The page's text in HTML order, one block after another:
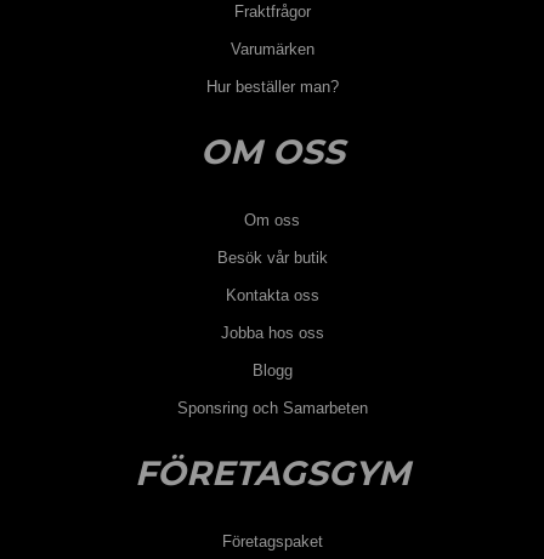
Fraktfrågor
Varumärken
Hur beställer man?
OM OSS
Om oss
Besök vår butik
Kontakta oss
Jobba hos oss
Blogg
Sponsring och Samarbeten
FÖRETAGSGYM
Företagspaket